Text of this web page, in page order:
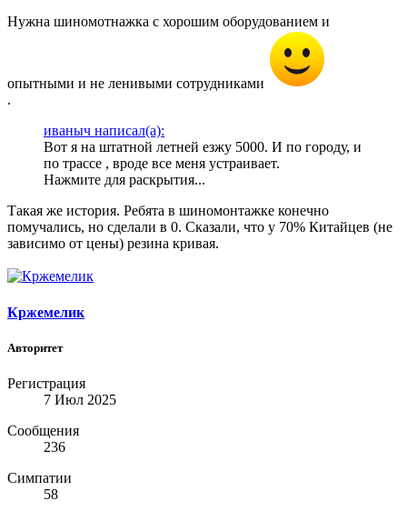
Нужна шиномотнажка с хорошим оборудованием и
опытными и не ленивыми сотрудниками
.
иваныч написал(а):
Вот я на штатной летней езжу 5000. И по городу, и
по трассе , вроде все меня устраивает.
Нажмите для раскрытия...
Такая же история. Ребята в шиномонтажке конечно
помучались, но сделали в 0. Сказали, что у 70% Китайцев (не
зависимо от цены) резина кривая.
Кржемелик
Авторитет
Регистрация
7 Июл 2025
Сообщения
236
Симпатии
58